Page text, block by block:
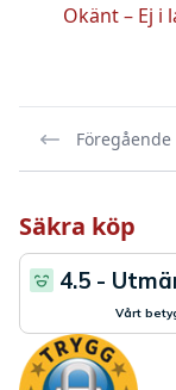
Okänt – Ej i
Föregående
Säkra köp